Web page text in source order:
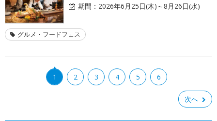
期間： 2026年6月25日(木)～8月26日(水)
グルメ・フードフェス
1 2 3 4 5 6
次へ